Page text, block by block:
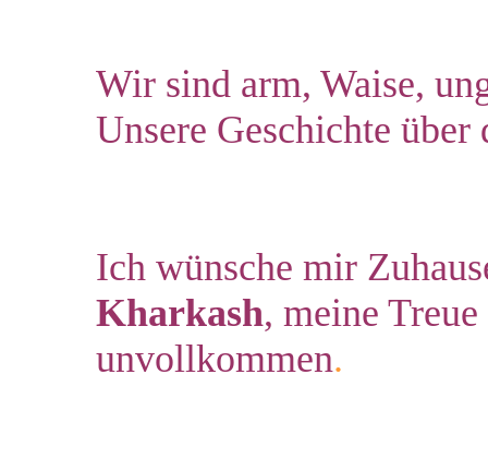
Wir sind arm, Waise,
Unsere Geschichte
Ich wünsche mir
Kharkash, meine
unvollkommen.